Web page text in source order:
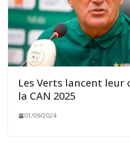
Les Verts lancent leur
la CAN 2025
01/09/2024